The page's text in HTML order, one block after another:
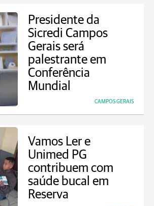
Presidente da
Sicredi Campos
Gerais será
palestrante em
Conferência
Mundial
CAMPOS GERAIS
Vamos Ler e
Unimed PG
contribuem com
saúde bucal em
Reserva